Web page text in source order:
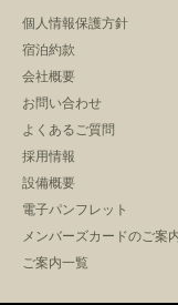
個人情報保護方針
宿泊約款
会社概要
お問い合わせ
よくあるご質問
採用情報
設備概要
電子パンフレット
メンバーズカードのご案
ご案内一覧